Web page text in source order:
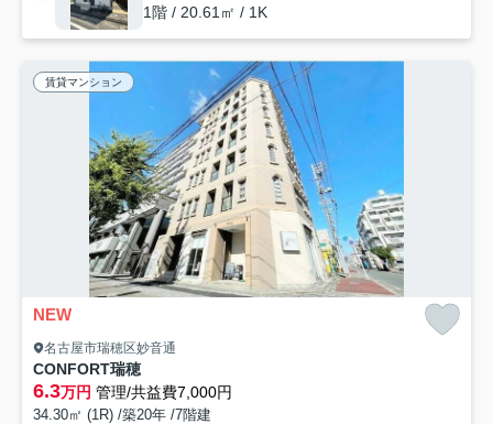
1階 / 20.61㎡ / 1K
賃貸マンション
NEW
名古屋市瑞穂区妙音通
CONFORT瑞穂
6.3万円 管理/共益費7,000円
34.30㎡ (1R) /築20年 /7階建